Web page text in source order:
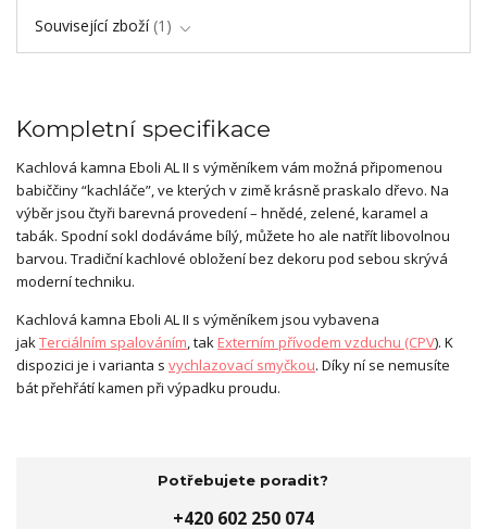
Související zboží 1
Kompletní specifikace
Kachlová kamna Eboli AL II s výměníkem vám možná připomenou
babiččiny “kachláče”, ve kterých v zimě krásně praskalo dřevo. Na
výběr jsou čtyři barevná provedení – hnědé, zelené, karamel a
tabák. Spodní sokl dodáváme bílý, můžete ho ale natřít libovolnou
barvou. Tradiční kachlové obložení bez dekoru pod sebou skrývá
moderní techniku.
Kachlová kamna Eboli AL II s výměníkem jsou vybavena
jakTerciálním spalováním, tak Externím přívodem vzduchu (CPV). K
dispozici je i varianta s vychlazovací smyčkou. Díky ní se nemusíte
bát přehřátí kamen při výpadku proudu.
Potřebujete poradit?
+420 602 250 074